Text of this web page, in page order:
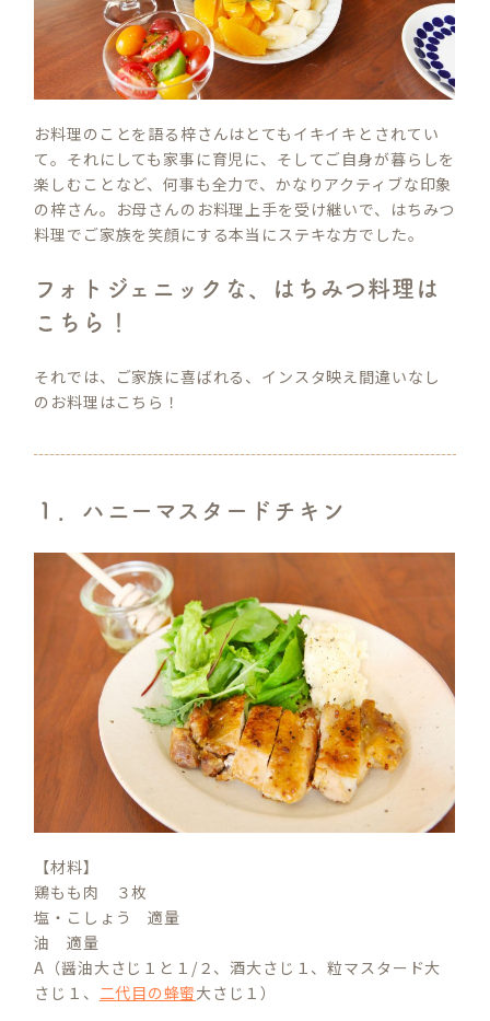
お料理のことを語る梓さんはとてもイキイキとされてい
て。それにしても家事に育児に、そしてご自身が暮らしを
楽しむことなど、何事も全力で、かなりアクティブな印象
の梓さん。お母さんのお料理上手を受け継いで、はちみつ
料理でご家族を笑顔にする本当にステキな方でした。
フォトジェニックな、はちみつ料理は
こちら！
それでは、ご家族に喜ばれる、インスタ映え間違いなし
のお料理はこちら！
１．ハニーマスタードチキン
【材料】
鶏もも肉 ３枚
塩・こしょう 適量
油 適量
A（醤油大さじ１と１/２、酒大さじ１、粒マスタード大
さじ１、 二代目の蜂蜜大さじ１）